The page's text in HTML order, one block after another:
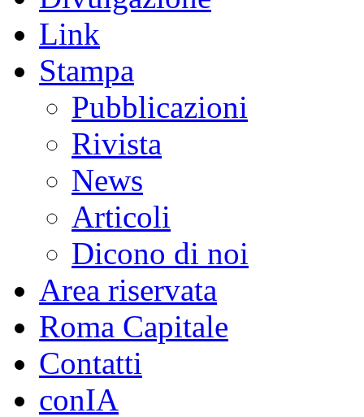
Link
Stampa
Pubblicazioni
Rivista
News
Articoli
Dicono di noi
Area riservata
Roma Capitale
Contatti
conIA